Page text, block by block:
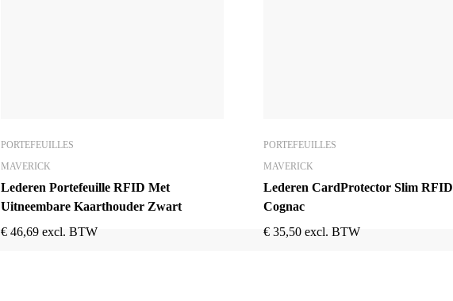
PORTEFEUILLES
MAVERICK
Lederen Portefeuille RFID Met
Uitneembare Kaarthouder Zwart
€ 46,69 excl. BTW
PORTEFEUILLES
MAVERICK
Lederen CardProtector Slim RFID
Cognac
€ 35,50 excl. BTW